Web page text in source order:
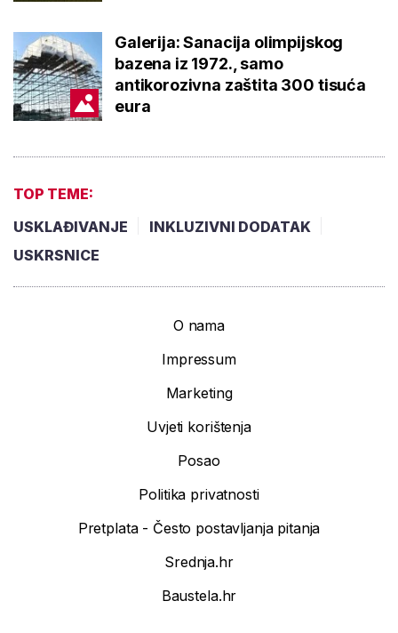
Galerija: Sanacija olimpijskog
bazena iz 1972., samo
antikorozivna zaštita 300 tisuća
eura
TOP TEME:
USKLAĐIVANJE
INKLUZIVNI DODATAK
USKRSNICE
O nama
Impressum
Marketing
Uvjeti korištenja
Posao
Politika privatnosti
Pretplata - Često postavljanja pitanja
Srednja.hr
Baustela.hr